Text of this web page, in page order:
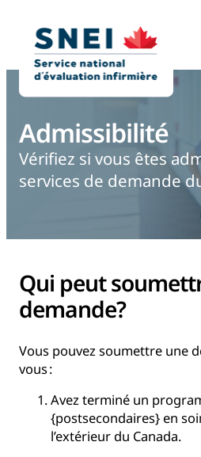
Admissibilité
Vérifiez si vous êtes
services de demande
Qui peut
demande?
Vous pouvez soumettre une
vous :
Avez terminé un
{postsecondaires} en
l’extérieur du Canada.